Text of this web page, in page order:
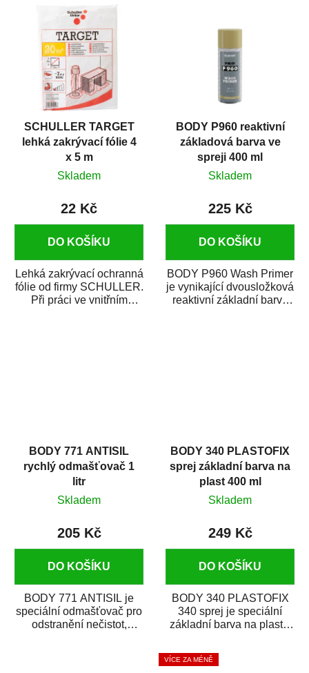
SCHULLER TARGET
lehká zakrývací fólie 4
x 5 m
Skladem
22 Kč
DO KOŠÍKU
Lehká zakrývací ochranná
fólie od firmy SCHULLER.
Při práci ve vnitřním
BODY P960 reaktivní
základová barva ve
spreji 400 ml
Skladem
225 Kč
DO KOŠÍKU
BODY P960 Wash Primer
je vynikající dvousložková
reaktivní základní barva
BODY 771 ANTISIL
rychlý odmašťovač 1
litr
Skladem
205 Kč
DO KOŠÍKU
BODY 771 ANTISIL je
speciální odmašťovač pro
odstranění nečistot,
BODY 340 PLASTOFIX
sprej základní barva na
plast 400 ml
Skladem
249 Kč
DO KOŠÍKU
BODY 340 PLASTOFIX
340 sprej je speciální
základní barva na plasty,
vrchních...
VÍCE ZA MÉNĚ